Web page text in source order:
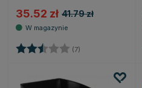
35.52 zł 41.79 zł
Ocena: (7) 2.9 na 5